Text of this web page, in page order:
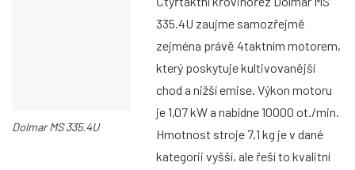
Dolmar MS 335.4U
335.4U zaujme samozřejmě
zejména právě 4taktním motorem,
který poskytuje kultivovanější
chod a nižší emise. Výkon motoru
je 1,07 kW a nabídne 10000 ot./min.
Hmotnost stroje 7,1 kg je v dané
kategorii vyšší, ale řeší to kvalitní